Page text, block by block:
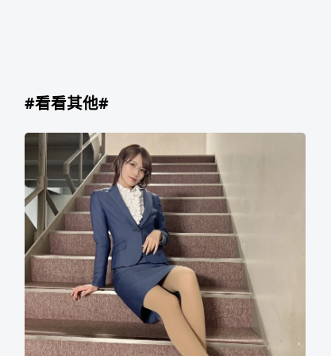
#看看其他#
小
岛
花
梨